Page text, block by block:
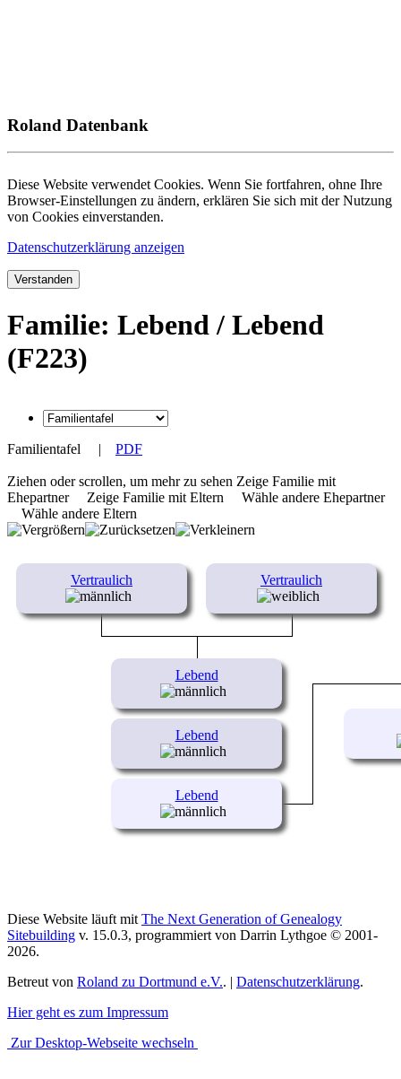
Roland Datenbank
Diese Website verwendet Cookies. Wenn Sie fortfahren, ohne Ihre
Browser-Einstellungen zu ändern, erklären Sie sich mit der Nutzung
von Cookies einverstanden.
Datenschutzerklärung anzeigen
Verstanden
Familie: Lebend / Lebend
(F223)
Familientafel | PDF
Ziehen oder scrollen, um mehr zu sehen Zeige Familie mit
Ehepartner
Zeige Familie mit Eltern
Wähle andere Ehepartner
Wähle andere Eltern
Vertraulich Vertraulich
Lebend
Lebend
Lebend
Diese Website läuft mit The Next Generation of Genealogy
Sitebuilding v. 15.0.3, programmiert von Darrin Lythgoe © 2001-
2026.
Betreut von Roland zu Dortmund e.V.. | Datenschutzerklärung.
Hier geht es zum Impressum
Zur Desktop-Webseite wechseln